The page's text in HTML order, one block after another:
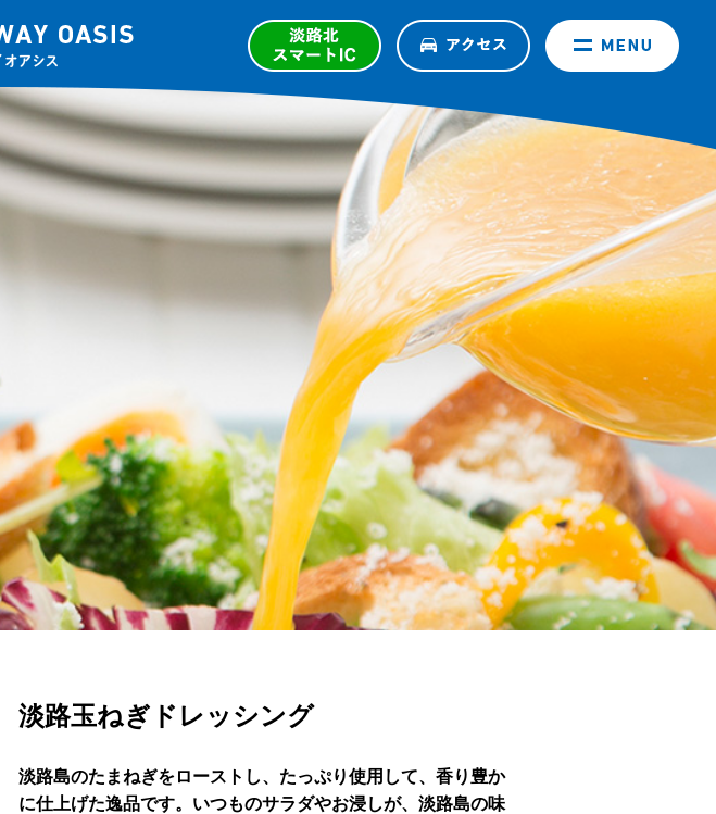
淡路玉ねぎドレッシング
淡路島のたまねぎをローストし、たっぷり使用して、香り豊か
に仕上げた逸品です。いつものサラダやお浸しが、淡路島の味